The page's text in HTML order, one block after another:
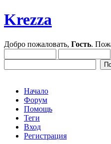
Krezza
Добро пожаловать, Гость.
Начало
Форум
Помощь
Теги
Вход
Регистрация